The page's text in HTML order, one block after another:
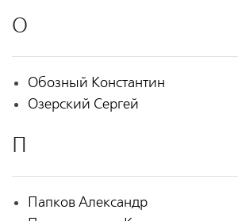
О
Обозный Константин
Озерский Сергей
П
Папков Александр